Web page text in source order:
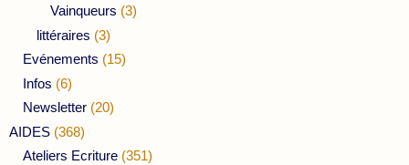
Vainqueurs (3)
littéraires (3)
Evénements (15)
Infos (6)
Newsletter (20)
AIDES (368)
Ateliers Ecriture (351)